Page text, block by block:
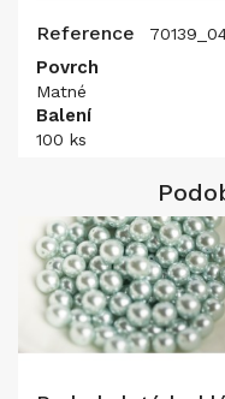
Reference
Povrch
Matné
Balení
100 ks